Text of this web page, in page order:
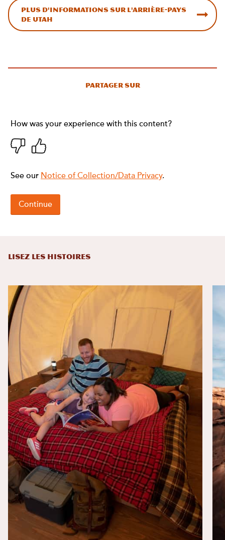
Plus d'informations sur l'arrière-pays
de Utah
Partager sur
LISEZ LES HISTOIRES